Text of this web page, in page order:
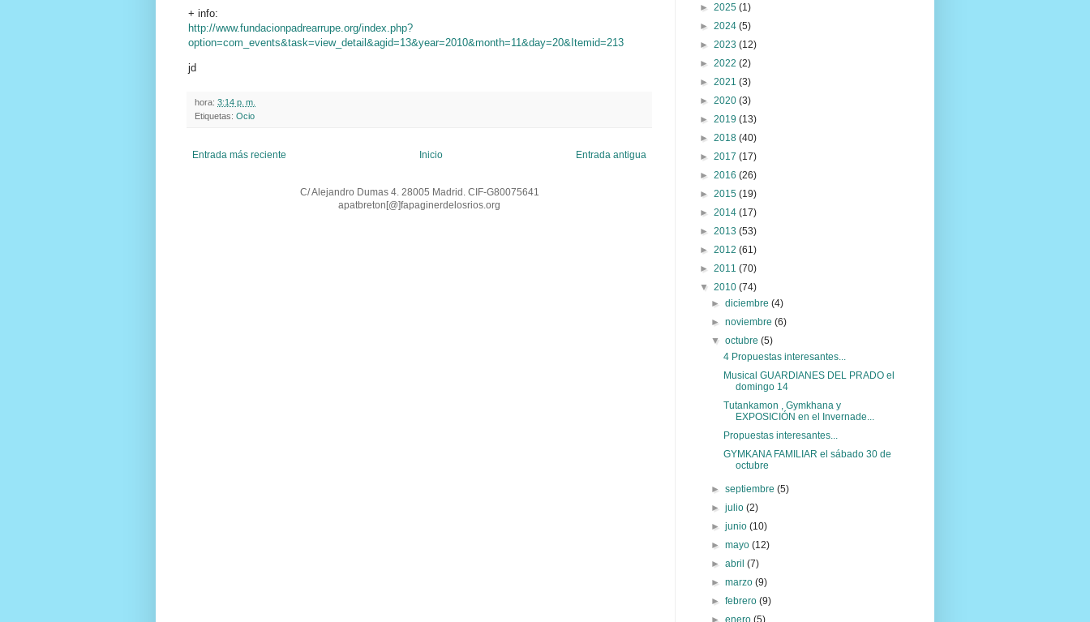
+ info:
http://www.fundacionpadrearrupe.org/index.php?
option=com_events&task=view_detail&agid=13&year=2010&month=11&day=20&Itemid=213
jd
hora: 3:14 p. m.
Etiquetas: Ocio
Entrada más reciente Entrada antigua
Inicio
C/ Alejandro Dumas 4. 28005 Madrid. CIF-G80075641
apatbreton[@]fapaginerdelosrios.org
► 2025 (1)
► 2024 (5)
► 2023 (12)
► 2022 (2)
► 2021 (3)
► 2020 (3)
► 2019 (13)
► 2018 (40)
► 2017 (17)
► 2016 (26)
► 2015 (19)
► 2014 (17)
► 2013 (53)
► 2012 (61)
► 2011 (70)
▼ 2010 (74)
►diciembre(4)
►noviembre(6)
▼octubre(5)
4 Propuestas interesantes...
Musical GUARDIANES DEL PRADO el
domingo 14
Tutankamon , Gymkhana y
EXPOSICIÓN en el Invernade...
Propuestas interesantes...
GYMKANA FAMILIAR el sábado 30 de
octubre
►septiembre(5)
►julio(2)
►junio(10)
►mayo(12)
►abril(7)
►marzo(9)
►febrero(9)
►enero(5)